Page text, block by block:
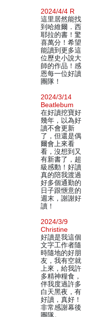
2024/4/4 R
這里居然能找
到哈維爾．西
耶拉的書！驚
喜萬分！希望
能讀到更多這
位歷史小說大
師的作品！感
恩每一位好讀
團隊！
2024/3/14
Beatlebum
在好讀挖寶好
幾年，以為好
讀不會更新
了，但還是偶
爾會上來看
看，沒想到又
有新書了，超
級感動！好讀
真的陪我渡過
好多個通勤的
日子跟愜意的
週末，謝謝好
讀！
2024/3/9
Christine
好讀是我這個
文字工作者隨
時隨地的好朋
友，我有空就
上來，給我許
多精神糧食，
伴我度過許多
白天黑夜，有
好讀，真好！
非常感謝幕後
團隊。